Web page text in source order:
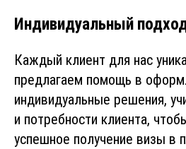
Индивидуальный
Каждый клиент для нас
предлагаем помощь в
индивидуальные решения,
и потребности клиента,
успешное получение визы в